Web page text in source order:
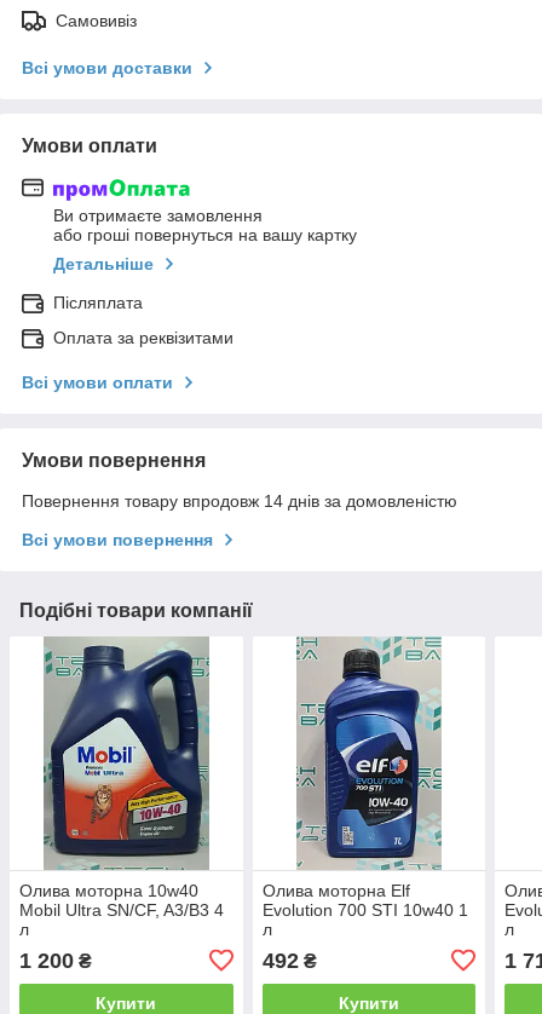
Самовивіз
Всі умови доставки
Умови оплати
Ви отримаєте замовлення
або гроші повернуться на вашу картку
Детальніше
Післяплата
Оплата за реквізитами
Всі умови оплати
Умови повернення
Повернення товару впродовж 14 днів за домовленістю
Всі умови повернення
Подібні товари компанії
Олива моторна 10w40
Mobil Ultra SN/CF, A3/B3 4
л
1 200 ₴
Купити
Олива моторна Elf
Evolution 700 STI 10w40 1
л
492₴
Купити
л
1